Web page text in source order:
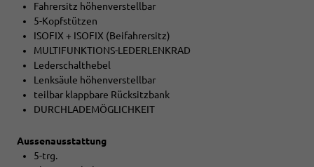
Fahrersitz höhenverstellbar
5-Kopfstützen
ISOFIX + ISOFIX (Beifahrersitz)
MULTIFUNKTIONS-LEDERLENKRAD
Lederschalthebel
Lenksäule höhenverstellbar
teilbar klappbare Rücksitzbank
DURCHLADEMÖGLICHKEIT
Aussenausstattung
5-trg.